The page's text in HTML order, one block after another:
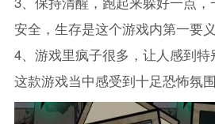
安全，生存是这个游戏内第一要义
4、游戏里疯子很多，让人感到
这款游戏当中感受到十足恐怖氛围